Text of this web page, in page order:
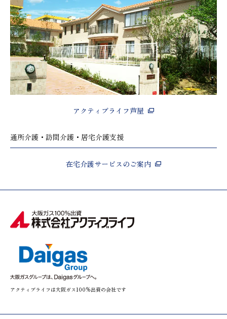
アクティブライフ芦屋
通所介護・訪問介護・居宅介護支援
在宅介護サービスのご案内
アクティブライフは大阪ガス100%出資の会社です